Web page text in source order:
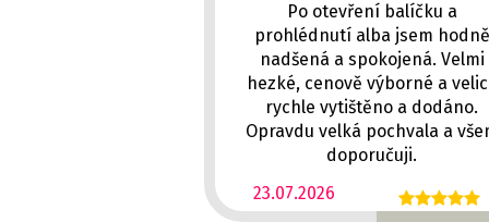
23.07.2026
Po otevření balíčku a
prohlédnutí alba jsem hodně
nadšená a spokojená. Velmi
hezké, cenově výborné a
rychle vytištěno a dodáno.
Opravdu velká pochvala a
doporučuji.